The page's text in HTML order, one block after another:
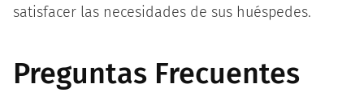
satisfacer las necesidades de sus huéspedes.
Preguntas Frecuentes